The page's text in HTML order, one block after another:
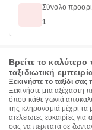
Σύνολο
1
Βρείτε το καλύτερο
ταξιδιωτική
Ξεκινήστε το ταξίδι
Ξεκινήστε μια αξέχαστη
όπου κάθε γωνιά
της κληρονομιά μέχρι
ατελείωτες ευκαιρίες
σας να περπατά σε